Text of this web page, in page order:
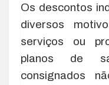
Os descontos
diversos
serviços ou
planos de
consignados